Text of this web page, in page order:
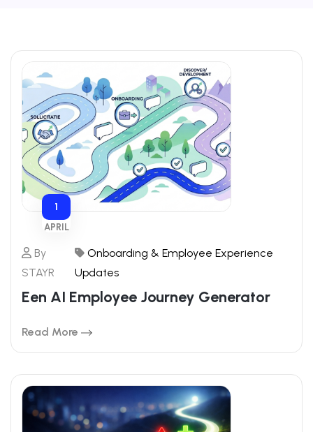
By
STAYR
Onboarding & Employee Experience
Updates
Een AI Employee Journey Generator
Read More
1
APRIL